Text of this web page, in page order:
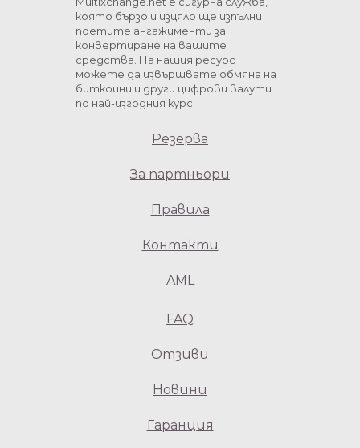
която бързо и изцяло ще изпълни
поетите ангажименти за
конвертиране на вашите
средства. На нашия ресурс
можете да извършвате обмяна на
биткоини и други цифрови валути
по най-изгодния курс.
Резерва
За партньори
Правила
Контакти
AML
FAQ
Отзиви
Новини
Гаранция